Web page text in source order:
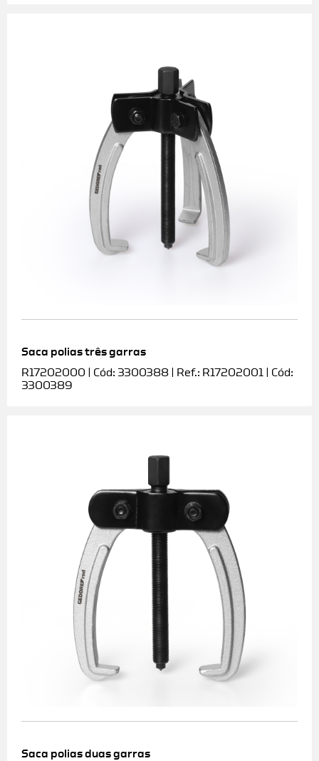
Saca polias três garras
R17202000 | Cód: 3300388 | Ref.: R17202001 | Cód:
3300389
Saca polias duas garras